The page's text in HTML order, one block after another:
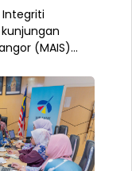
Integriti
(MAIS)...